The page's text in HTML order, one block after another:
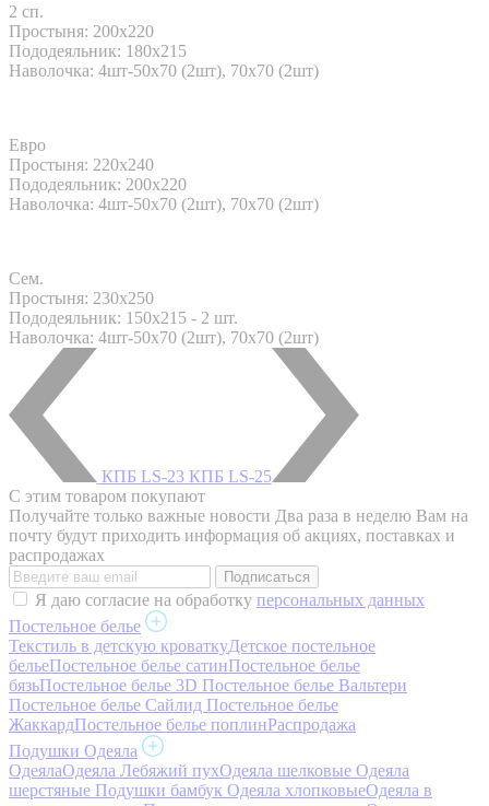
2 сп.
Простыня: 200x220
Пододеяльник: 180x215
Наволочка: 4шт-50х70 (2шт), 70х70 (2шт)
Евро
Простыня: 220x240
Пододеяльник: 200x220
Наволочка: 4шт-50х70 (2шт), 70х70 (2шт)
Сем.
Простыня: 230x250
Пододеяльник: 150x215 - 2 шт.
Наволочка: 4шт-50х70 (2шт), 70х70 (2шт)
КПБ LS-23 КПБ LS-25
С этим товаром покупают
Получайте только важные новости Два раза в неделю Вам на
почту будут приходить информация об акциях, поставках и
распродажах
Я даю согласие на обработку персональных данных
Постельное белье
Текстиль в детскую кроваткуДетское постельное
бельеПостельное белье сатинПостельное белье
бязьПостельное белье 3D Постельное белье Вальтери
Постельное белье Сайлид Постельное белье
ЖаккардПостельное белье поплинРаспродажа
Подушки Одеяла
ОдеялаОдеяла Лебяжий пухОдеяла шелковые Одеяла
шерстяные Подушки бамбук Одеяла хлопковыеОдеяла в